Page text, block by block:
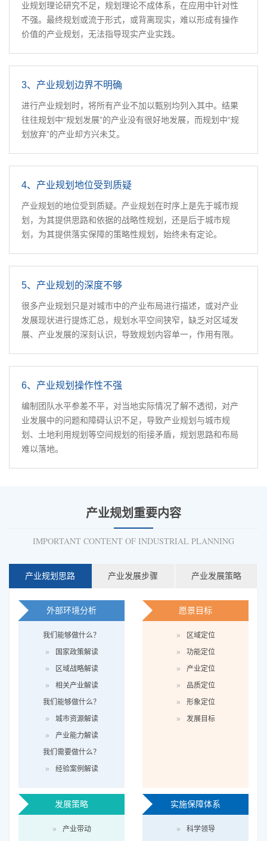
业规划理论研究不足，规划理论不成体系，在应用中针对性
不强。最终规划或流于形式，或背离现实，难以形成有操作
价值的产业规划，无法指导现实产业实践。
3、产业规划边界不明确
进行产业规划时，将所有产业不加以甄别均列入其中。结果
往往规划中“规划发展”的产业没有很好地发展，而规划中“规
划放弃”的产业却方兴未艾。
4、产业规划地位受到质疑
产业规划的地位受到质疑。产业规划在时序上是先于城市规
划，为其提供思路和依据的战略性规划，还是后于城市规
划，为其提供落实保障的策略性规划，始终未有定论。
5、产业规划的深度不够
很多产业规划只是对城市中的产业布局进行描述，或对产业
发展现状进行提炼汇总，规划水平空间狭窄，缺乏对区域发
展、产业发展的深刻认识，导致规划内容单一，作用有限。
6、产业规划操作性不强
编制团队水平参差不平，对当地实际情况了解不透彻，对产
业发展中的问题和障碍认识不足，导致产业规划与城市规
划、土地利用规划等空间规划的衔接矛盾，规划思路和布局
难以落地。
产业规划重要内容
IMPORTANT CONTENT OF INDUSTRIAL PLANNING
产业规划思路 产业发展步骤 产业发展策略
外部环境分析
我们能够做什么？
»
国家政策解读
»
区域战略解读
»
相关产业解读
我们能够做什么？
»
城市资源解读
»
产业能力解读
我们需要做什么？
»
经验案例解读
愿景目标
»
区域定位
»
功能定位
»
产业定位
»
品质定位
»
形象定位
»
发展目标
发展策略
»
产业带动
实施保障体系
»
科学领导